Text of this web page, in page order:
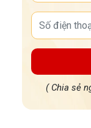
( Chia sẻ